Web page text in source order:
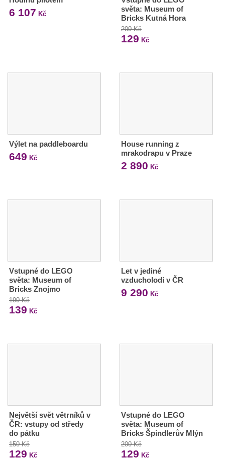
6 107 Kč
světa: Museum of
Bricks Kutná Hora
200 Kč
129 Kč
Výlet na paddleboardu
649 Kč
House running z
mrakodrapu v Praze
2 890 Kč
Vstupné do LEGO
světa: Museum of
Bricks Znojmo
190 Kč
139 Kč
Let v jediné
vzducholodi v ČR
9 290 Kč
Největší svět větrníků v
ČR: vstupy od středy
do pátku
150 Kč
129 Kč
Vstupné do LEGO
světa: Museum of
Bricks Špindlerův Mlýn
200 Kč
129 Kč